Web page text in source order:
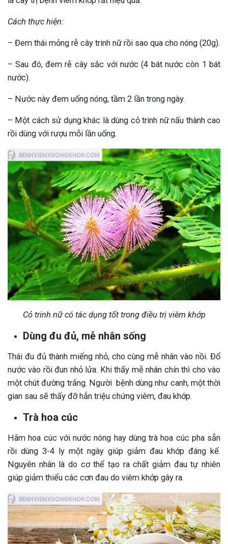
Cách thực hiện:
– Đem thái mỏng rễ cây trinh nữ rồi sao qua cho nóng (20g).
– Sau đó, đem rễ cây sắc với nước (4 bát nước còn 1 bát
nước).
– Nước này đem uống nóng, tầm 2 lần trong ngày.
– Một cách sử dụng khác là dùng cỏ trinh nữ nấu thành cao
rồi dùng với rượu mỗi lần uống.
Cỏ trinh nữ có tác dụng tốt trong điều trị viêm khớp
Dùng đu đủ, mễ nhân sống
Thái đu đủ thành miếng nhỏ, cho cùng mễ nhân vào nồi. Đổ
nước vào rồi đun nhỏ lửa. Khi thấy mễ nhân chín thì cho vào
một chút đường trắng. Người bệnh dùng như canh, một thời
gian sau sẽ thấy đỡ hẳn triệu chứng viêm, đau khớp.
Trà hoa cúc
Hãm hoa cúc với nước nóng hay dùng trà hoa cúc pha sẵn
rồi dùng 3-4 ly một ngày giúp giảm đau khớp đáng kể.
Nguyên nhân là do cơ thể tạo ra chất giảm đau tự nhiên
giúp giảm thiểu các cơn đau do viêm khớp gây ra.